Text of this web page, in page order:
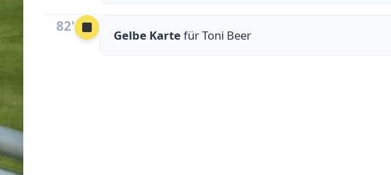
82'
Gelbe Kartefür Toni Beer